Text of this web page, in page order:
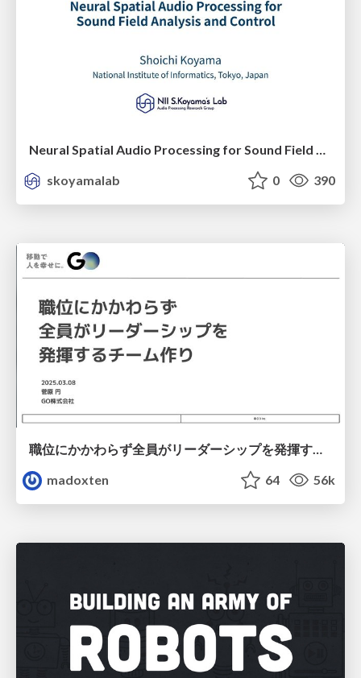
Neural Spatial Audio Processing for Sound Field Analysis and Control
skoyamalab
0 390
職位にかかわらず全員がリーダーシップを発揮するチーム作り / Building a team where everyone can demonstrate leadership regardless of position
madoxten
64 56k